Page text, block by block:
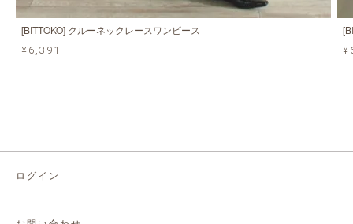
[BITTOKO] クルーネックレースワンピース
¥6,391
ログイン